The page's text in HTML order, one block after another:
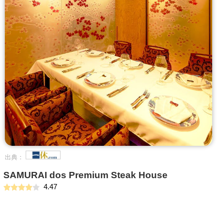
出典：
SAMURAI dos Premium Steak House
4.47